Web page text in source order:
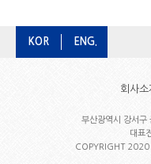
KOR ENG.
회사소
부산광역시 강서
대표
COPYRIGHT 2020